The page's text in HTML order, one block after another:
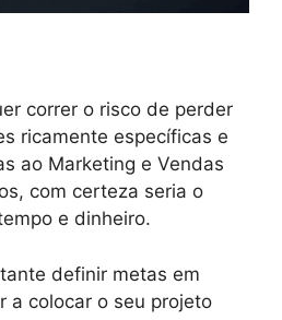
correr o risco de perder
ricamente específicas e
ao Marketing e Vendas
com certeza seria o
e dinheiro.
definir metas em
a colocar o seu projeto